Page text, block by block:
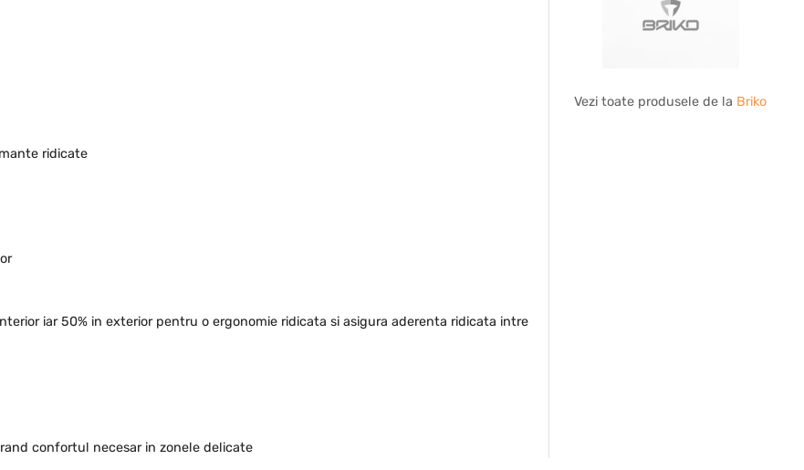
ridicate
iar 50% in exterior pentru o ergonomie ridicata si asigura aderenta ridicata intre
confortul necesar in zonele delicate
Vezi toate produsele de la Briko